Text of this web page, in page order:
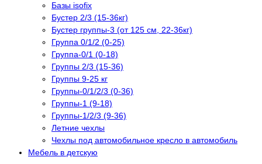
Базы isofix
Бустер 2/3 (15-36кг)
Бустер группы-3 (от 125 см, 22-36кг)
Группа 0/1/2 (0-25)
Группа-0/1 (0-18)
Группы 2/3 (15-36)
Группы 9-25 кг
Группы-0/1/2/3 (0-36)
Группы-1 (9-18)
Группы-1/2/3 (9-36)
Летние чехлы
Чехлы под автомобильное кресло в автомобиль
Мебель в детскую